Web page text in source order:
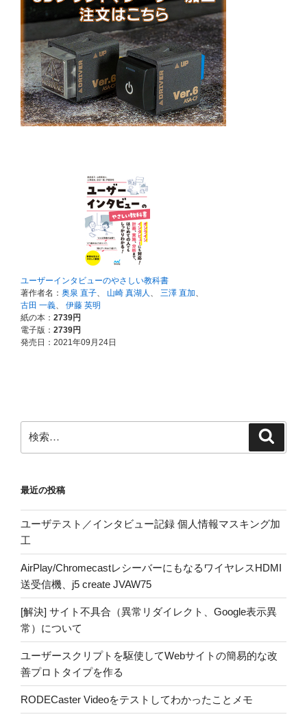
索:
最近の投稿
ユーザテスト／インタビュー記録 個人情報マスキング加
工
AirPlay/ChromecastレシーバーにもなるワイヤレスHDMI
送受信機、j5 create JVAW75
[解決] サイト不具合（異常リダイレクト、Google表示異
常）について
ユーザースクリプトを駆使してWebサイトの簡易的な改
善プロトタイプを作る
RODECaster Videoをテストしてわかったことメモ